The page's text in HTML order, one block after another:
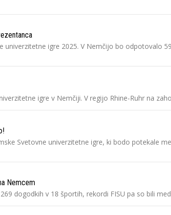
igre 2025. V Nemčijo bo odpotovalo
igre v Nemčiji. V regijo Rhine-Ruhr na
Svetovne univerzitetne igre, ki bodo potekale
Nemcem
dogodkih v 18 športih, rekordi FISU pa so bili